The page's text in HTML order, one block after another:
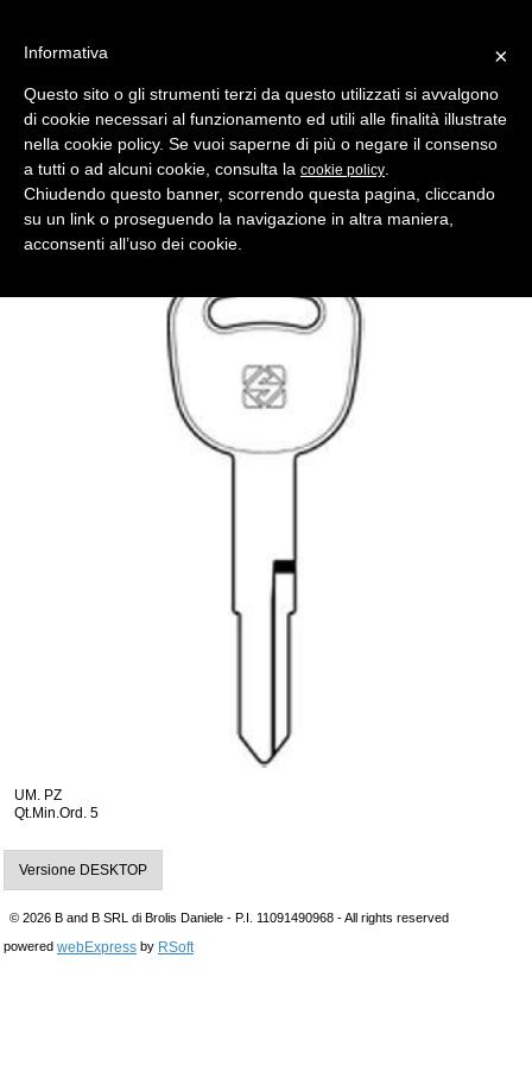
Indietro
CHIAVI AUTO > CHIAVI AUTO TESTA PLASTICA
chiave auto/moto kym2 in ottone nichelato
Produttore Silca
UM. PZ
Qt.Min.Ord. 5
Versione DESKTOP
© 2026 B and B SRL di Brolis Daniele - P.I. 11091490968 - All rights reserved
powered webExpress by RSoft
×
Informativa
Questo sito o gli strumenti terzi da questo utilizzati si avvalgono
di cookie necessari al funzionamento ed utili alle finalità illustrate
nella cookie policy. Se vuoi saperne di più o negare il consenso
a tutti o ad alcuni cookie, consulta la cookie policy
Chiudendo questo banner, scorrendo questa pagina, cliccando
su un link o proseguendo la navigazione in altra maniera,
acconsenti all’uso dei cookie.